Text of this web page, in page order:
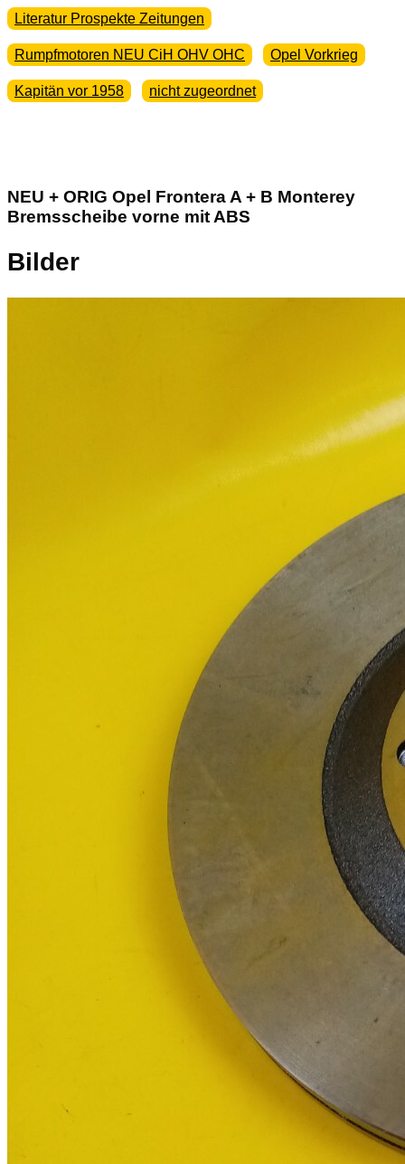
Literatur Prospekte Zeitungen
Rumpfmotoren NEU CiH OHV OHC Opel Vorkrieg
Kapitän vor 1958 nicht zugeordnet
NEU + ORIG Opel Frontera A + B Monterey
Bremsscheibe vorne mit ABS
Bilder